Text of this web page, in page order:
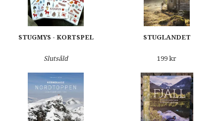
STUGMYS - KORTSPEL
Slutsåld
STUGLANDET
199 kr